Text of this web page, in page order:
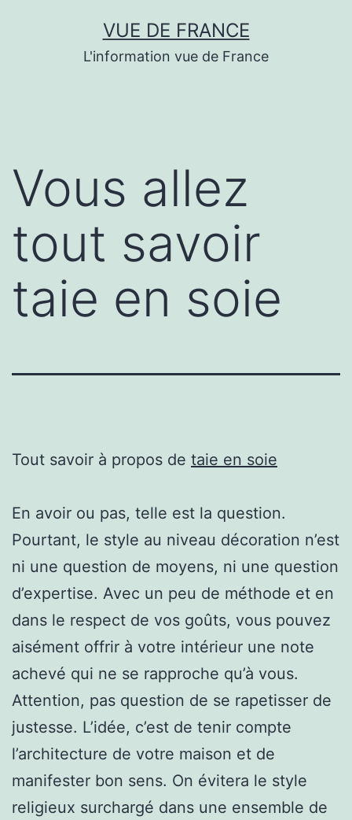
VUE DE FRANCE
L'information vue de France
Vous allez
tout savoir
taie en soie
Tout savoir à propos de taie en soie
En avoir ou pas, telle est la question.
Pourtant, le style au niveau décoration n’est
ni une question de moyens, ni une question
d’expertise. Avec un peu de méthode et en
dans le respect de vos goûts, vous pouvez
aisément offrir à votre intérieur une note
achevé qui ne se rapproche qu’à vous.
Attention, pas question de se rapetisser de
justesse. L’idée, c’est de tenir compte
l’architecture de votre maison et de
manifester bon sens. On évitera le style
religieux surchargé dans une ensemble de